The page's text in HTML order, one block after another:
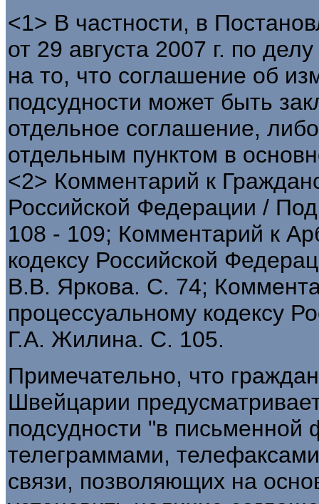
<1> В частности, в
от 29 августа 2007 г. по
на то, что соглашение об
подсудности может быть
отдельное соглашение,
отдельным пунктом в
<2> Комментарий к
Российской Федерации /
108 - 109; Комментарий к
кодексу Российской
В.В. Яркова. С. 74;
процессуальному кодексу
Г.А. Жилина. С. 105.
Примечательно, что
Швейцарии
подсудности "в
телеграммами,
связи, позволяющих на